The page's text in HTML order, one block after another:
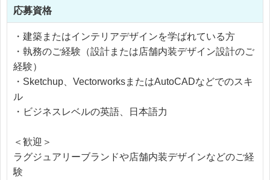
応募資格
・建築またはインテリアデザインを学ばれている方
・執務のご経験（設計または店舗内装デザイン設計のご
経験）
・Sketchup、VectorworksまたはAutoCADなどでのスキ
ル
・ビジネスレベルの英語、日本語力
＜歓迎＞
ラグジュアリーブランドや店舗内装デザインなどのご経
験